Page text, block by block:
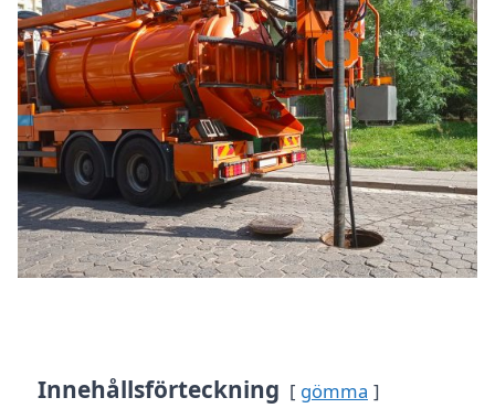
Innehållsförteckning gömma